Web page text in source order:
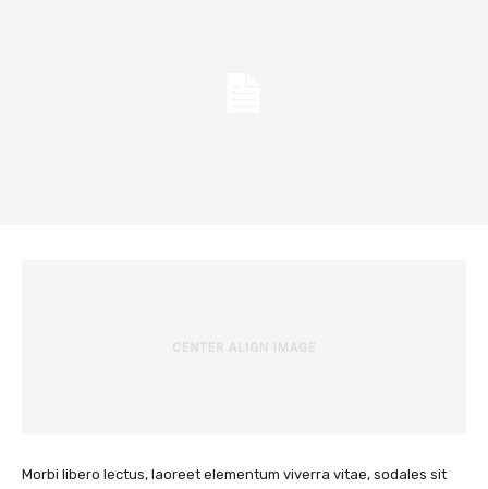
Morbi libero lectus, laoreet elementum viverra vitae, sodales sit